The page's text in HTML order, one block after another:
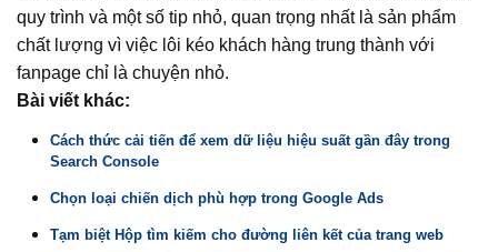
quy trình và một số tip nhỏ, quan trọng nhất là sản phẩm
chất lượng vì việc lôi kéo khách hàng trung thành với
fanpage chỉ là chuyện nhỏ.
Bài viết khác:
Cách thức cải tiến để xem dữ liệu hiệu suất gần đây trong
Search Console
Chọn loại chiến dịch phù hợp trong Google Ads
Tạm biệt Hộp tìm kiếm cho đường liên kết của trang web